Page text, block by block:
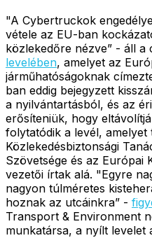
"A Cybertruckok
vétele az EU-ban
közlekedőre nézve” - áll a
levelében, amelyet az
járműhatóságoknak
ban eddig bejegyzett
a nyilvántartásból, és az
erősíteniük, hogy
folytatódik a levél,
Közlekedésbiztonsági
Szövetsége és az Európai
vezetői írtak alá. "Egyre
nagyon túlméretes
hoznak az utcáinkra” -
Transport & Environment
munkatársa, a nyílt levelet